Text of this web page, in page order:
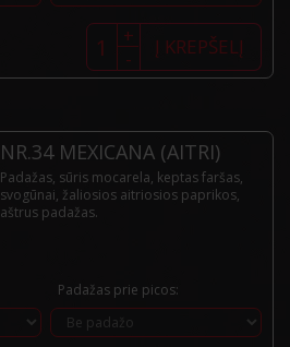
produkto
kiekis:
Nr.33
Maffia
-
+ Į KREPŠELĮ
NR.34 MEXICANA (AITRI)
Padažas, sūris mocarela, keptas faršas,
svogūnai, žaliosios aitriosios paprikos,
aštrus padažas.
Padažas prie picos: